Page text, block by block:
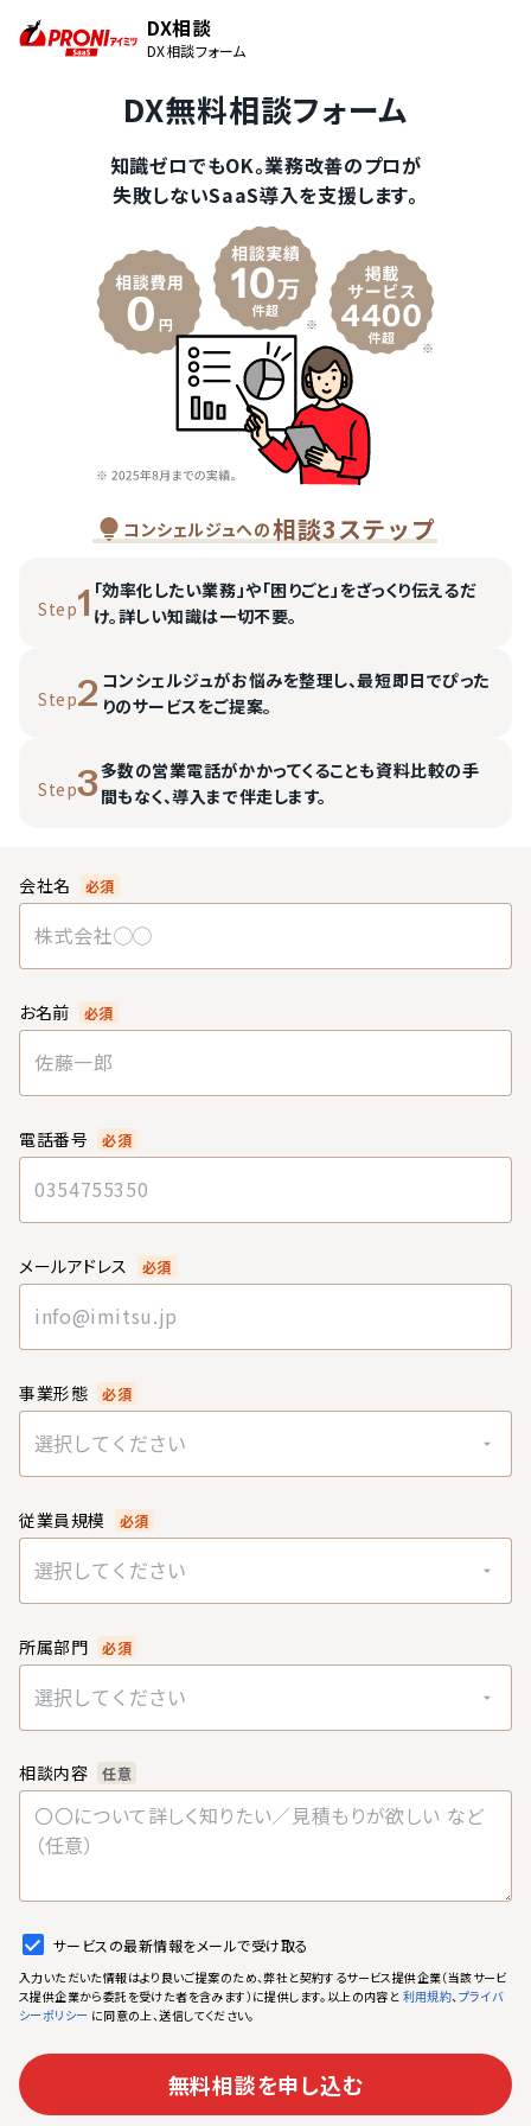
DX相談
DX相談フォーム
DX無料相談フォーム
知識ゼロでもOK。業務改善のプロが
失敗しないSaaS導入を支援します。
コンシェルジュへの相談3ステップ
Step1 「効率化したい業務」や「困りごと」をざっくり伝えるだ
け。詳しい知識は一切不要。
Step2 コンシェルジュがお悩みを整理し、最短即日でぴった
りのサービスをご提案。
Step3多数の営業電話がかかってくることも資料比較の手
間もなく、導入まで伴走します。
会社名 必須
お名前 必須
電話番号 必須
メールアドレス 必須
事業形態 必須
選択してください
従業員規模 必須
選択してください
所属部門 必須
選択してください
相談内容 任意
サービスの最新情報をメールで受け取る
入力いただいた情報はより良いご提案のため、弊社と契約するサービス提供企業（当該サービ
ス提供企業から委託を受けた者を含みます）に提供します。以上の内容と 利用規約、プライバ
シーポリシー に同意の上、送信してください。
無料相談を申し込む